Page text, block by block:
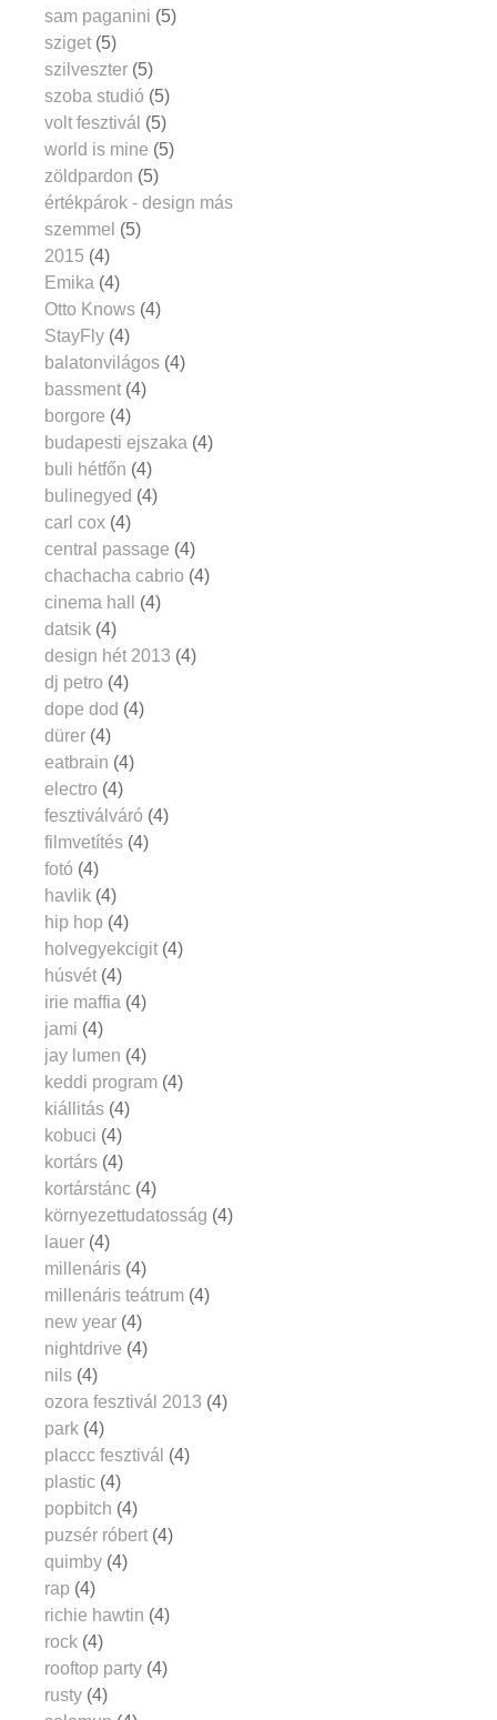
sam paganini (5)
sziget (5)
szilveszter (5)
szoba studió (5)
volt fesztivál (5)
world is mine (5)
zöldpardon (5)
értékpárok - design más
szemmel (5)
2015 (4)
Emika (4)
Otto Knows (4)
StayFly (4)
balatonvilágos (4)
bassment (4)
borgore (4)
budapesti ejszaka (4)
buli hétfőn (4)
bulinegyed (4)
carl cox (4)
central passage (4)
chachacha cabrio (4)
cinema hall
(4)
datsik (4)
design hét 2013 (4)
dj petro (4)
dope dod (4)
dürer (4)
eatbrain (4)
electro (4)
fesztiválváró (4)
filmvetítés (4)
fotó (4)
havlik (4)
hip hop (4)
holvegyekcigit (4)
húsvét (4)
irie maffia (4)
jami (4)
jay lumen (4)
keddi program (4)
kiállitás (4)
kobuci (4)
kortárs (4)
kortárstánc (4)
környezettudatosság (4)
lauer (4)
millenáris (4)
millenáris teátrum (4)
new year (4)
nightdrive (4)
nils (4)
ozora fesztivál 2013 (4)
park (4)
placcc fesztivál (4)
plastic (4)
popbitch (4)
puzsér róbert (4)
quimby (4)
rap (4)
richie hawtin (4)
rock (4)
rooftop party (4)
rusty (4)